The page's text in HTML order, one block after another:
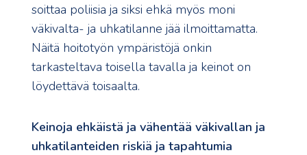
soittaa poliisia ja siksi ehkä myös moni
väkivalta- ja uhkatilanne jää ilmoittamatta.
Näitä hoitotyön ympäristöjä onkin
tarkasteltava toisella tavalla ja keinot on
löydettävä toisaalta.
Keinoja ehkäistä ja vähentää väkivallan ja
uhkatilanteiden riskiä ja tapahtumia